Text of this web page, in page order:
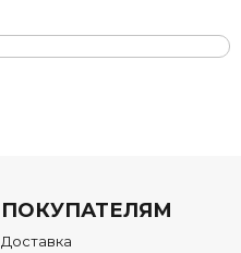
ПОКУПАТЕЛЯМ
Доставка